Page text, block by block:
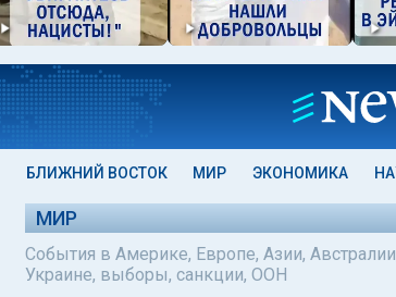
БЛИЖНИЙ ВОСТОК МИР ЭКОНОМИКА
МИР
События в Америке, Европе, Азии,
Украине, выборы, санкции, ООН